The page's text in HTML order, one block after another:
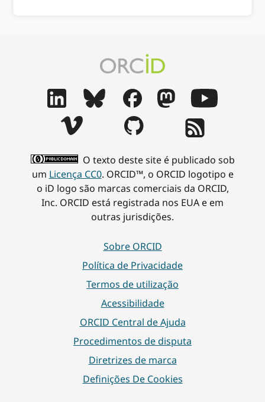
O texto deste site é publicado sob
um Licença CC0. ORCID™, o ORCID logotipo e
o iD logo são marcas comerciais da ORCID,
Inc. ORCID está registrada nos EUA e em
outras jurisdições.
Sobre ORCID
Política de Privacidade
Termos de utilização
Acessibilidade
ORCID Central de Ajuda
Procedimentos de disputa
Diretrizes de marca
Definições De Cookies